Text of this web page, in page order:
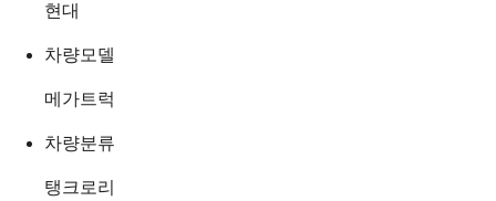
현대
차량모델
메가트럭
차량분류
탱크로리